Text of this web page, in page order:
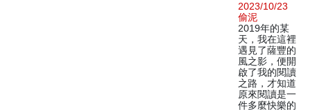
2023/10/23
偷泥
2019年的某
天，我在這裡
遇見了薩豐的
風之影，便開
啟了我的閱讀
之路，才知道
原來閱讀是一
件多麼快樂的